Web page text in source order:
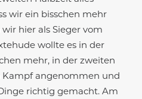
wir ein bisschen mehr
hier als Sieger vom
wollte es in der
mehr, in der zweiten
Kampf angenommen und
richtig gemacht. Am